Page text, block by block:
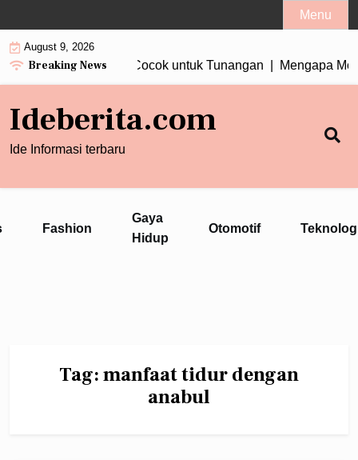
to
content
Menu
August 9, 2026
Breaking News
Wanita Tiga Berlian Cocok untuk Tunangan | Mengapa
Ideberita.com
Ide Informasi terbaru
Fashion
Gaya
Hidup
Otomotif
Tag:manfaat tidur dengan
anabul